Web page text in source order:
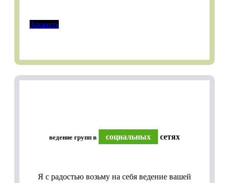
Заказать
ведение групп в социальных сетях
Я с радостью возьму на себя ведение вашей